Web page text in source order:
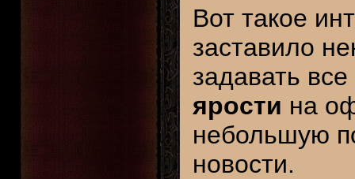
Вот такое
заставило
задавать
ярости на
небольшую
новости.